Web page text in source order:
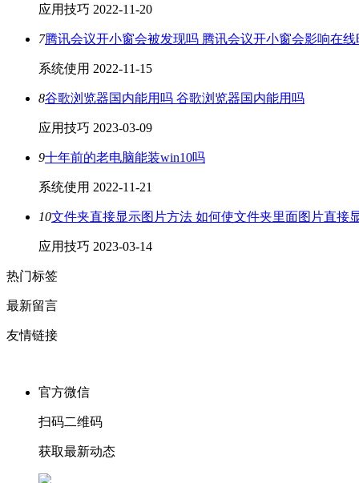
应用技巧 2022-11-20
7腾讯会议开小窗会被发现吗 腾讯会议开小窗会影响在线
系统使用 2022-11-15
8谷歌浏览器国内能用吗 谷歌浏览器国内能用吗
应用技巧 2023-03-09
9十年前的老电脑能装win10吗
系统使用 2022-11-21
10文件夹直接显示图片方法 如何使文件夹里面图片直接
应用技巧 2023-03-14
热门标签
最新留言
友情链接
官方微信
扫码二维码
获取最新动态